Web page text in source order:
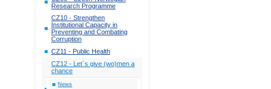
Research Programme
CZ10 - Strengthen
Institutional Capacity in
Preventing and Combating
Corruption
CZ11 - Public Health
CZ12 - Let´s give (wo)men a
chance
News